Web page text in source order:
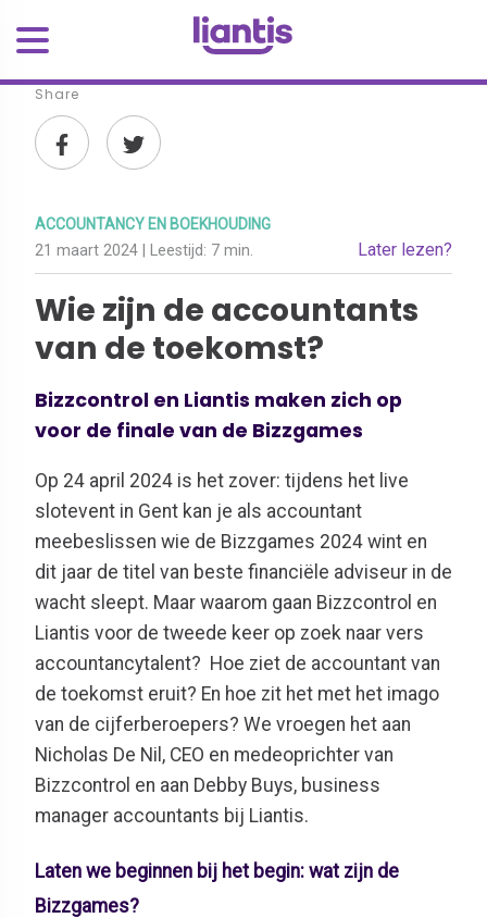
Share
ACCOUNTANCY EN BOEKHOUDING
21 maart 2024 | Leestijd: 7 min. Later lezen?
Wie zijn de accountants
van de toekomst?
Bizzcontrol en Liantis maken zich op
voor de finale van de Bizzgames
Op 24 april 2024 is het zover: tijdens het live
slotevent in Gent kan je als accountant
meebeslissen wie de Bizzgames 2024 wint en
dit jaar de titel van beste financiële adviseur in de
wacht sleept. Maar waarom gaan Bizzcontrol en
Liantis voor de tweede keer op zoek naar vers
accountancytalent? Hoe ziet de accountant van
de toekomst eruit? En hoe zit het met het imago
van de cijferberoepers? We vroegen het aan
Nicholas De Nil , CEO en medeoprichter van
Bizzcontrol en aan Debby Buys, business
manager accountants bij Liantis.
Laten we beginnen bij het begin: wat zijn de
Bizzgames?